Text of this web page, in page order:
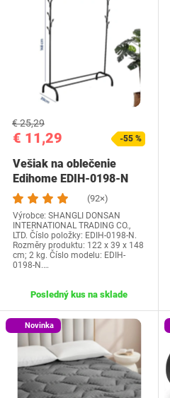
€ 11,29
€ 25,29
-55 %
Vešiak na oblečenie
Edihome EDIH-0198-N
(92×)
Výrobce: SHANGLI DONSAN
INTERNATIONAL TRADING CO.,
LTD. Číslo položky: EDIH-0198-N.
Rozměry produktu: 122 x 39 x 148
cm; 2 kg. Číslo modelu: EDIH-
0198-N.…
Posledný kus na sklade
Novinka